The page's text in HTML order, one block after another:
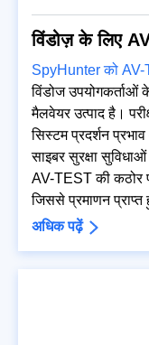
विंडोज़ के लिए
SpyHunter को AV-
विंडोज उपयोगकर्ताओं
मैलवेयर उत्पाद है।
सिस्टम प्रदर्शन
साइबर सुरक्षा
AV-TEST की कठोर
जिससे प्रमाणन
अधिक पढ़ें